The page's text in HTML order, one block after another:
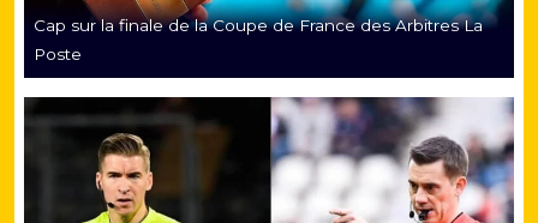
Cap sur la finale de la Coupe de France des Arbitres La
Poste